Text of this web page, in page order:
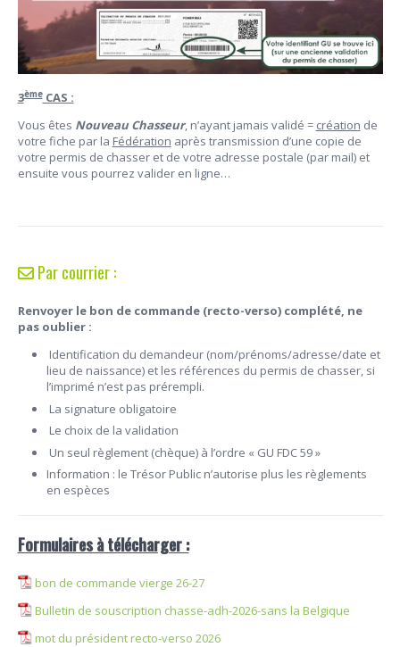
3èmeCAS :
Vous êtes Nouveau Chasseur, n’ayant jamais validé = création de
votre fiche par la Fédération après transmission d’une copie de
votre permis de chasser et de votre adresse postale (par mail) et
ensuite vous pourrez valider en ligne…
Par courrier :
Renvoyer le bon de commande (recto-verso) complété, ne
pas oublier :
Identification du demandeur (nom/prénoms/adresse/date et
lieu de naissance) et les références du permis de chasser, si
l’imprimé n’est pas prérempli.
La signature obligatoire
Le choix de la validation
Un seul règlement (chèque) à l’ordre « GU FDC 59 »
Information : le Trésor Public n’autorise plus les règlements
en espèces
Formulaires à télécharger :
bon de commande vierge 26-27
Bulletin de souscription chasse-adh-2026-sans la Belgique
mot du président recto-verso 2026